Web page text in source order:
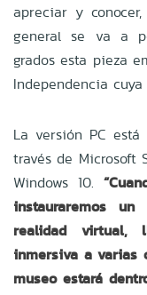
apreciar y
general se va a
grados esta pieza
Independencia cuya
La versión PC
través de Microsoft
Windows 10.
instauraremos
realidad virtual,
inmersiva a varias
museo estará